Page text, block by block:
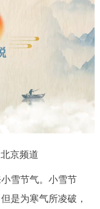
政策服务
投资项目
京频道
雪节气。小雪节
是为寒气所凌破，